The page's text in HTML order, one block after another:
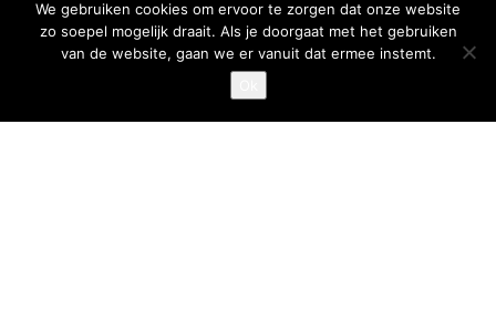
GEEF JE SMULSCORE
T : 040-7200900 (optie 2)
@: info@frituurcentrum.nl
Volg ons
We gebruiken cookies om ervoor te zorgen dat onze website
zo soepel mogelijk draait. Als je doorgaat met het gebruiken
van de website, gaan we er vanuit dat ermee instemt.